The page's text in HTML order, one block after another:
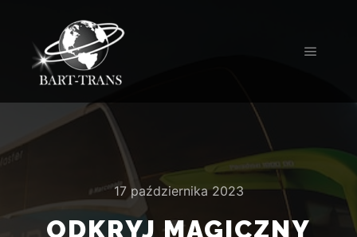
17 października 2023
ODKRYJ MAGICZNY